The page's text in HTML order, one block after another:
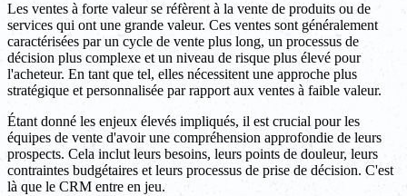
Les ventes à forte valeur se réfèrent à la vente de produits ou de
services qui ont une grande valeur. Ces ventes sont généralement
caractérisées par un cycle de vente plus long, un processus de
décision plus complexe et un niveau de risque plus élevé pour
l'acheteur. En tant que tel, elles nécessitent une approche plus
stratégique et personnalisée par rapport aux ventes à faible valeur.
Étant donné les enjeux élevés impliqués, il est crucial pour les
équipes de vente d'avoir une compréhension approfondie de leurs
prospects. Cela inclut leurs besoins, leurs points de douleur, leurs
contraintes budgétaires et leurs processus de prise de décision. C'est
là que le CRM entre en jeu.